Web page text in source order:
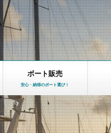
ボート販売
安心・納得のボート選び！